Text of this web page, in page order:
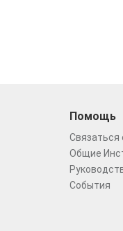
Помощь
Связаться
Общие
События